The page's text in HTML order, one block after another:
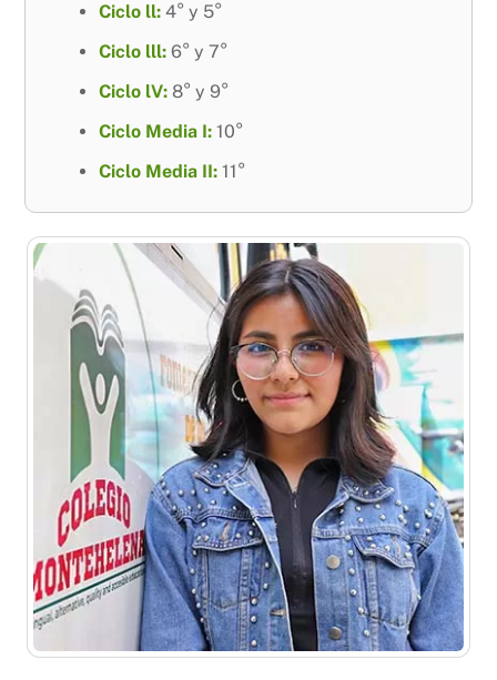
Ciclo ll:4° y 5°
Ciclo lll:6° y 7°
Ciclo lV:8° y 9°
Ciclo Media I:10°
Ciclo Media II:11°